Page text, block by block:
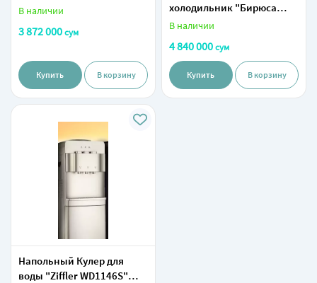
В наличии
3 872 000сум
Купить В корзину
холодильник "Бирюса
840NF" (Белый) 340 л
В наличии
4 840 000сум
Купить В корзину
Напольный Кулер для
воды "Ziffler WD1146S"